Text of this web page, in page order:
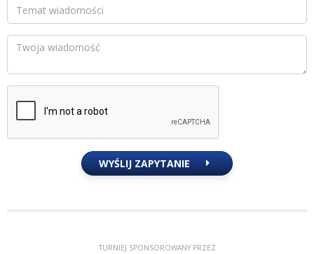
WYŚLIJ ZAPYTANIE
TURNIEJ SPONSOROWANY PRZEZ